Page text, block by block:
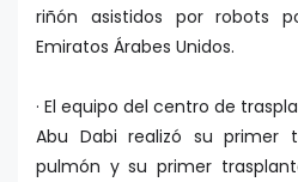
riñón asistidos por robots
Emiratos Árabes Unidos.
· El equipo del centro de
Abu Dabi realizó su primer
pulmón y su primer